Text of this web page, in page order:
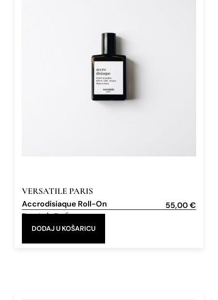
VERSATILE PARIS
Accrodisiaque Roll-On 55,00€
Extrait de Parfum
DODAJ U KOŠARICU